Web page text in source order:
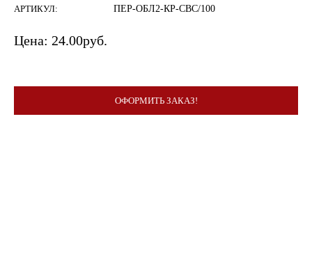
АРТИКУЛ: ПЕР-ОБЛ2-КР-СВС/100
Цена: 24.00руб.
ОФОРМИТЬ ЗАКАЗ!